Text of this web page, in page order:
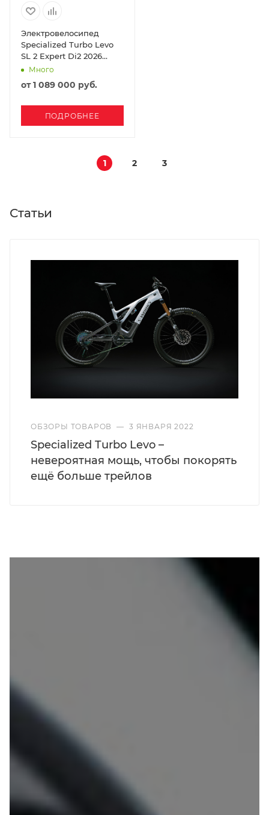
Электровелосипед
Specialized Turbo Levo
SL 2 Expert Di2 2026
Carbon / Burnt Gold
Много
от1 089 000 руб.
ПОДРОБНЕЕ
1 2 3
Статьи
ОБЗОРЫ ТОВАРОВ — 3 ЯНВАРЯ 2022
Specialized Turbo Levo –
невероятная мощь, чтобы покорять
ещё больше трейлов